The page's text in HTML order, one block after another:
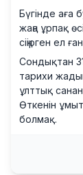
Бүгінде аға
жаңа ұрпақ
сіңірген ел
Сондықтан
тарихи
ұлттық
Өткенін
болмақ.